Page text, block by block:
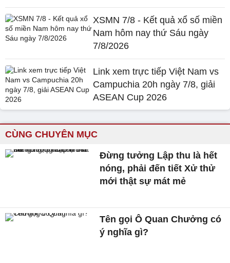
XSMN 7/8 - Kết quả xổ số miền
Nam hôm nay thứ Sáu ngày
7/8/2026
Link xem trực tiếp Việt Nam vs
Campuchia 20h ngày 7/8, giải
ASEAN Cup 2026
CÙNG CHUYÊN MỤC
Đừng tưởng Lập thu là hết
nóng, phải đến tiết Xử thử
mới thật sự mát mẻ
Tên gọi Ô Quan Chưởng có
ý nghĩa gì?